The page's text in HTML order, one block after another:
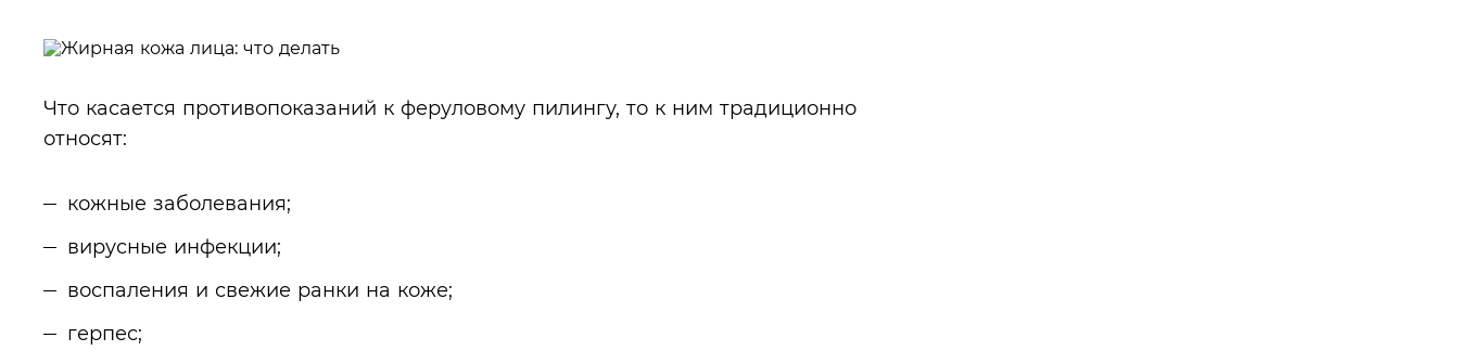
Что касается противопоказаний к феруловому пилингу, то к ним традиционно
относят:
кожные заболевания;
вирусные инфекции;
воспаления и свежие ранки на коже;
герпес;